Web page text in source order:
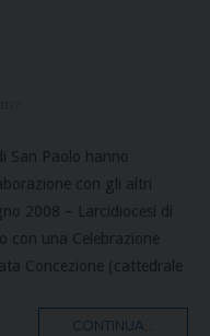
San Paolo hanno
con gli altri
2008 – Larcidiocesi di
con una Celebrazione
Concezione (cattedrale
CONTINUA...